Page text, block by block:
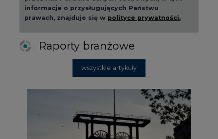
Raporty branżowe
2026-08-01 14:30